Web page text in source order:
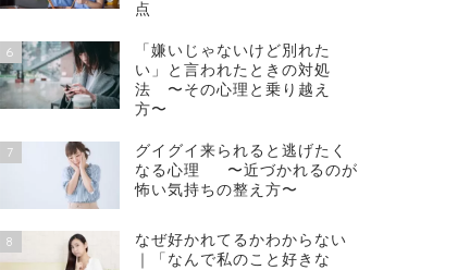
点
6
「嫌いじゃないけど別れた
い」と言われたときの対処
法 〜その心理と乗り越え
方〜
7
グイグイ来られると逃げたく
なる心理 〜近づかれるのが
怖い気持ちの整え方〜
8
なぜ好かれてるかわからない
｜「なんで私のこと好きな